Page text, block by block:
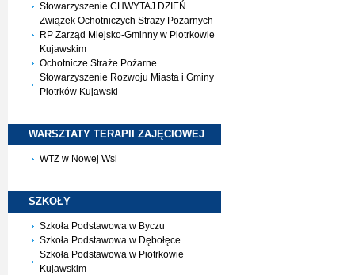
Stowarzyszenie CHWYTAJ DZIEŃ
Związek Ochotniczych Straży Pożarnych
RP Zarząd Miejsko-Gminny w Piotrkowie
Kujawskim
Ochotnicze Straże Pożarne
Stowarzyszenie Rozwoju Miasta i Gminy
Piotrków Kujawski
WARSZTATY TERAPII ZAJĘCIOWEJ
WTZ w Nowej Wsi
SZKOŁY
Szkoła Podstawowa w Byczu
Szkoła Podstawowa w Dębołęce
Szkoła Podstawowa w Piotrkowie
Kujawskim